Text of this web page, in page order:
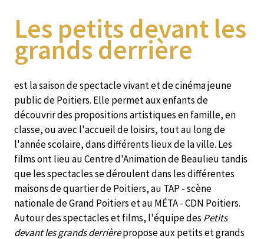
Les petits devant les
grands derrière
est la saison de spectacle vivant et de cinéma jeune
public de Poitiers. Elle permet aux enfants de
découvrir des propositions artistiques en famille, en
classe, ou avec l'accueil de loisirs, tout au long de
l'année scolaire, dans différents lieux de la ville. Les
films ont lieu au Centre d'Animation de Beaulieu tandis
que les spectacles se déroulent dans les différentes
maisons de quartier de Poitiers, au TAP - scène
nationale de Grand Poitiers et au MÉTA - CDN Poitiers.
Autour des spectacles et films, l'équipe des Petits
devant les grands derrièrepropose aux petits et grands